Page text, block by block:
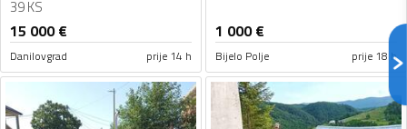
39 KS
15 000€
Danilovgrad prije 14 h
1 000€
Bijelo Polje prije 18 h